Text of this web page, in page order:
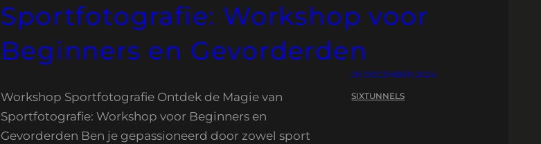
Sportfotografie: Workshop voor
Beginners en Gevorderden
Workshop Sportfotografie Ontdek de Magie van
Sportfotografie: Workshop voor Beginners en
Gevorderden Ben je gepassioneerd door zowel sport
05 DECEMBER 2024
SIXTUNNELS